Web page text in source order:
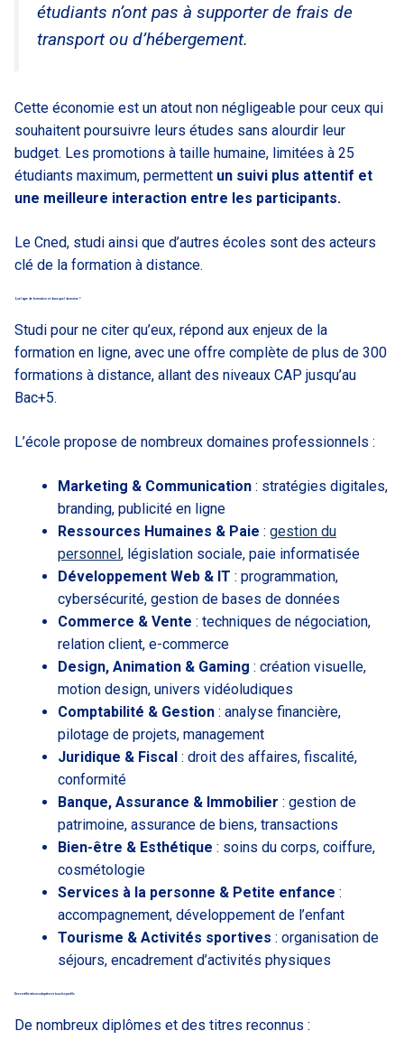
étudiants n’ont pas à supporter de frais de
transport ou d’hébergement.
Cette économie est un atout non négligeable pour ceux qui
souhaitent poursuivre leurs études sans alourdir leur
budget. Les promotions à taille humaine, limitées à 25
étudiants maximum, permettent un suivi plus attentif et
une meilleure interaction entre les participants.
Le Cned, studi ainsi que d’autres écoles sont des acteurs
clé de la formation à distance.
Quel type de formation et dans quel domaine ?
Studi pour ne citer qu’eux, répond aux enjeux de la
formation en ligne, avec une offre complète de plus de 300
formations à distance, allant des niveaux CAP jusqu’au
Bac+5.
L’école propose de nombreux domaines professionnels :
Marketing & Communication : stratégies digitales,
branding, publicité en ligne
Ressources Humaines & Paie : gestion du
personnel , législation sociale, paie informatisée
Développement Web & IT : programmation,
cybersécurité, gestion de bases de données
Commerce & Vente : techniques de négociation,
relation client, e-commerce
Design, Animation & Gaming : création visuelle,
motion design, univers vidéoludiques
Comptabilité & Gestion : analyse financière,
pilotage de projets, management
Juridique & Fiscal : droit des affaires, fiscalité,
conformité
Banque, Assurance & Immobilier : gestion de
patrimoine, assurance de biens, transactions
Bien-être & Esthétique : soins du corps, coiffure,
cosmétologie
Services à la personne & Petite enfance :
accompagnement, développement de l’enfant
Tourisme & Activités sportives : organisation de
séjours, encadrement d’activités physiques
Des certifications adaptées à tous les profils
De nombreux diplômes et des titres reconnus :